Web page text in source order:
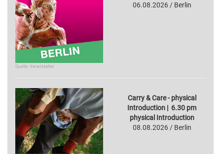
Quelle: Veranstalter
06.08.2026 / Berlin
Carry & Care - physical
Introduction | 6.30 pm
physical Introduction
08.08.2026 / Berlin